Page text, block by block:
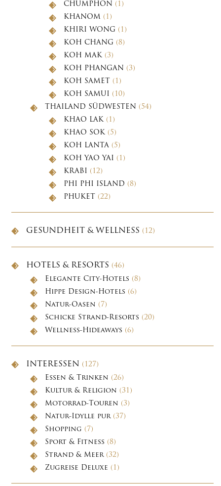
CHUMPHON (1)
KHANOM (1)
KHIRI WONG (1)
KOH CHANG (8)
KOH MAK(3)
KOH PHANGAN (3)
KOH SAMET (1)
KOH SAMUI (10)
THAILAND SÜDWESTEN (54)
KHAO LAK(1)
KHAO SOK(5)
KOH LANTA (5)
KOH YAO YAI (1)
KRABI (12)
PHI PHI ISLAND (8)
PHUKET (22)
GESUNDHEIT & WELLNESS (12)
HOTELS & RESORTS (46)
Elegante City-Hotels (8)
Hippe Design-Hotels (6)
Natur-Oasen (7)
Schicke Strand-Resorts (20)
Wellness-Hideaways (6)
INTERESSEN (127)
Essen & Trinken (26)
Kultur & Religion (31)
Motorrad-Touren (3)
Natur-Idylle pur(37)
Shopping (7)
Sport & Fitness (8)
Strand & Meer(32)
Zugreise Deluxe (1)